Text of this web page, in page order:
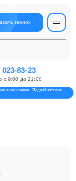
звонок
023-83-23
с 9:00 до 21:00
в наш сервис. Подробности по